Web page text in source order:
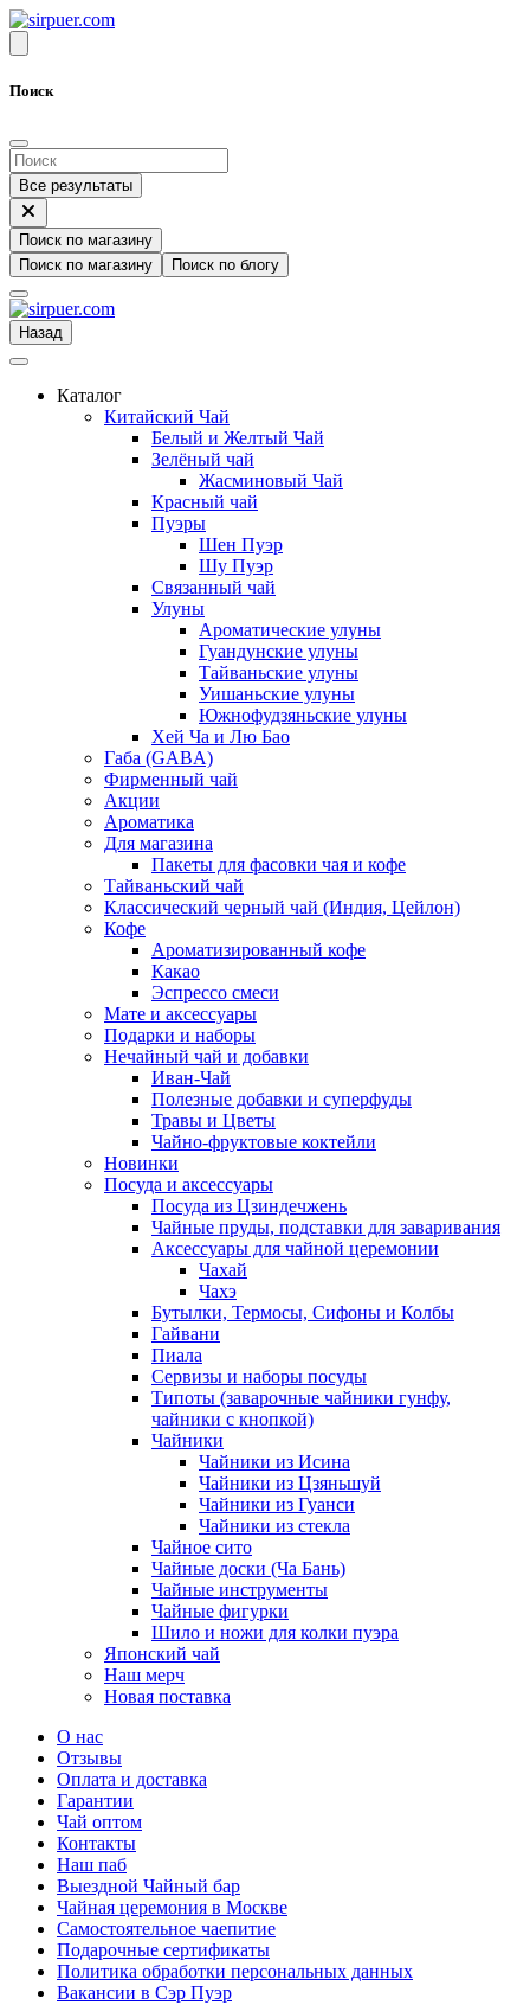
Поиск
Все результаты
Поиск по магазину
Поиск по магазину
Поиск по блогу
Назад
Каталог
Китайский Чай
Белый и Желтый Чай
Зелёный чай
Жасминовый Чай
Красный чай
Пуэры
Шен Пуэр
Шу Пуэр
Связанный чай
Улуны
Ароматические улуны
Гуандунские улуны
Тайваньские улуны
Уишаньские улуны
Южнофудзяньские улуны
Хей Ча и Лю Бао
Габа (GABA)
Фирменный чай
Акции
Ароматика
Для магазина
Пакеты для фасовки чая и кофе
Тайваньский чай
Классический черный чай (Индия, Цейлон)
Кофе
Ароматизированный кофе
Какао
Эспрессо смеси
Мате и аксессуары
Подарки и наборы
Нечайный чай и добавки
Иван-Чай
Полезные добавки и суперфуды
Травы и Цветы
Чайно-фруктовые коктейли
Новинки
Посуда и аксессуары
Посуда из Цзиндечжень
Чайные пруды, подставки для заваривания
Аксессуары для чайной церемонии
Чахай
Чахэ
Бутылки, Термосы, Сифоны и Колбы
Гайвани
Пиала
Сервизы и наборы посуды
Типоты (заварочные чайники гунфу,
чайники с кнопкой)
Чайники
Чайники из Исина
Чайники из Цзяньшуй
Чайники из Гуанси
Чайники из стекла
Чайное сито
Чайные доски (Ча Бань)
Чайные инструменты
Чайные фигурки
Шило и ножи для колки пуэра
Японский чай
Наш мерч
Новая поставка
О нас
Отзывы
Оплата и доставка
Гарантии
Чай оптом
Контакты
Наш паб
Выездной Чайный бар
Чайная церемония в Москве
Самостоятельное чаепитие
Подарочные сертификаты
Политика обработки персональных данных
Вакансии в Сэр Пуэр